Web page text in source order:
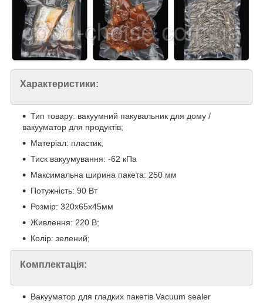
Характеристики:
Тип товару: вакуумний пакувальник для дому /
вакууматор для продуктів;
Матеріал: пластик;
Тиск вакуумування: -62 кПа
Максимальна ширина пакета: 250 мм
Потужність: 90 Вт
Розмір: 320х65х45мм
Живлення: 220 В;
Колір: зелений;
Комплектація:
Вакууматор для гладких пакетів Vacuum sealer